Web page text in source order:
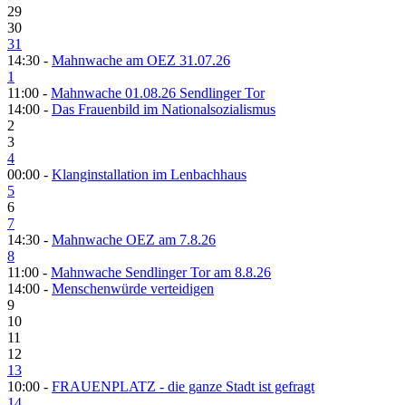
29
30
31
14:30 - Mahnwache am OEZ 31.07.26
1
11:00 - Mahnwache 01.08.26 Sendlinger Tor
14:00 - Das Frauenbild im Nationalsozialismus
2
3
4
00:00 - Klanginstallation im Lenbachhaus
5
6
7
14:30 - Mahnwache OEZ am 7.8.26
8
11:00 - Mahnwache Sendlinger Tor am 8.8.26
14:00 - Menschenwürde verteidigen
9
10
11
12
13
10:00 - FRAUENPLATZ - die ganze Stadt ist gefragt